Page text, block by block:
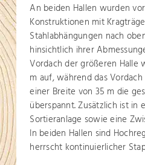
An beiden Hallen wurden
Konstruktionen mit
Stahlabhängungen nach
hinsichtlich ihrer
Vordach der größeren Halle
m auf, während das
einer Breite von 35 m die
überspannt. Zusätzlich ist in
Sortieranlage sowie eine
In beiden Hallen sind
herrscht kontinuierlicher